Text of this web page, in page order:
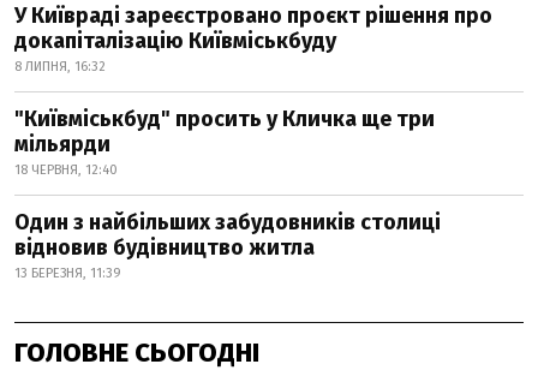
У Київраді зареєстровано проєкт рішення про
докапіталізацію Київміськбуду
8 ЛИПНЯ, 16:32
"Київміськбуд" просить у Кличка ще три
мільярди
18 ЧЕРВНЯ, 12:40
Один з найбільших забудовників столиці
відновив будівництво житла
13 БЕРЕЗНЯ, 11:39
ГОЛОВНЕ СЬОГОДНІ